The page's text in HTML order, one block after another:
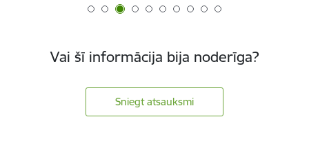
Vai šī informācija bija noderīga?
Sniegt atsauksmi